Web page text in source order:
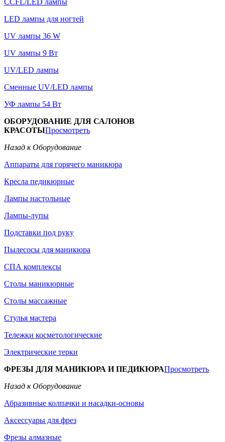
CCFL/LED лампы
LED лампы для ногтей
UV лампы 36 W
UV лампы 9 Вт
UV/LED лампы
Сменные UV/LED лампы
УФ лампы 54 Вт
ОБОРУДОВАНИЕ ДЛЯ САЛОНОВ
КРАСОТЫПросмотреть
Назад к Оборудование
Аппараты для горячего маникюра
Кресла педикюрные
Лампы настольные
Лампы-лупы
Подставки под руку
Пылесосы для маникюра
СПА комплексы
Столы маникюрные
Столы массажные
Стулья мастера
Тележки косметологические
Электрические терки
ФРЕЗЫ ДЛЯ МАНИКЮРА И ПЕДИКЮРАПросмотреть
Назад к Оборудование
Абразивные колпачки и насадки-основы
Аксессуары для фрез
Фрезы алмазные